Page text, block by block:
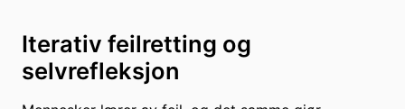
Iterativ feilretting og
selvrefleksjon